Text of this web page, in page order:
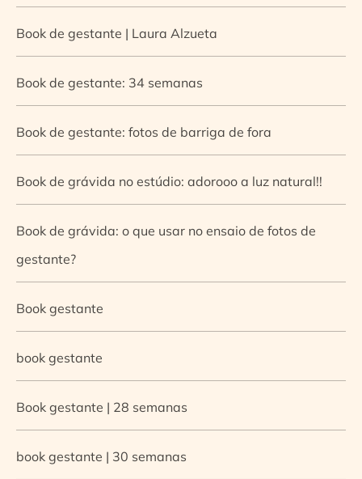
Book de gestante | Laura Alzueta
Book de gestante: 34 semanas
Book de gestante: fotos de barriga de fora
Book de grávida no estúdio: adorooo a luz natural!!
Book de grávida: o que usar no ensaio de fotos de
gestante?
Book gestante
book gestante
Book gestante | 28 semanas
book gestante | 30 semanas